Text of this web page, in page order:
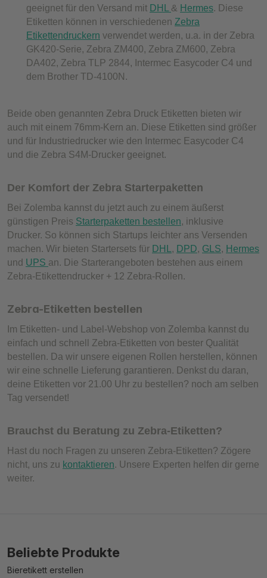
geeignet für den Versand mit DHL & Hermes. Diese
Etiketten können in verschiedenen Zebra
Etikettendruckern verwendet werden, u.a. in der Zebra
GK420-Serie, Zebra ZM400, Zebra ZM600, Zebra
DA402, Zebra TLP 2844, Intermec Easycoder C4 und
dem Brother TD-4100N.
Beide oben genannten Zebra Druck Etiketten bieten wir
auch mit einem 76mm-Kern an. Diese Etiketten sind größer
und für Industriedrucker wie den Intermec Easycoder C4
und die Zebra S4M-Drucker geeignet.
Der Komfort der Zebra Starterpaketten
Bei Zolemba kannst du jetzt auch zu einem äußerst
günstigen Preis Starterpaketten bestellen, inklusive
Drucker. So können sich Startups leichter ans Versenden
machen. Wir bieten Startersets für DHL , DPD, GLS, Hermes
und UPS an. Die Starterangeboten bestehen aus einem
Zebra-Etikettendrucker + 12 Zebra-Rollen.
Zebra-Etiketten bestellen
Im Etiketten- und Label-Webshop von Zolemba kannst du
einfach und schnell Zebra-Etiketten von bester Qualität
bestellen. Da wir unsere eigenen Rollen herstellen, können
wir eine schnelle Lieferung garantieren. Denkst du daran,
deine Etiketten vor 21.00 Uhr zu bestellen? noch am selben
Tag versendet!
Brauchst du Beratung zu Zebra-Etiketten?
Hast du noch Fragen zu unseren Zebra-Etiketten? Zögere
nicht, uns zu kontaktieren. Unsere Experten helfen dir gerne
weiter.
Beliebte Produkte
Bieretikett erstellen